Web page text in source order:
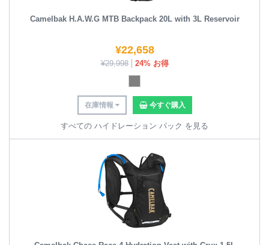
Camelbak H.A.W.G MTB Backpack 20L with 3L Reservoir
¥22,658
¥29,998 24% お得
在庫情報 今すぐ購入
すべての ハイドレーション パック を見る